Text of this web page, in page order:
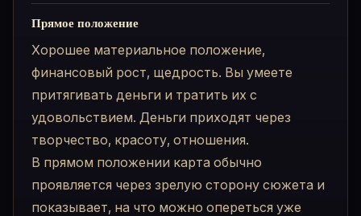
Прямое положение
Хорошее материальное положение,
финансовый рост, щедрость. Вы умеете
притягивать деньги и тратить их с
удовольствием. Деньги приходят через
творчество, красоту, отношения.
В прямом положении карта обычно
проявляется через зрелую сторону сюжета и
показывает, на что можно опереться уже